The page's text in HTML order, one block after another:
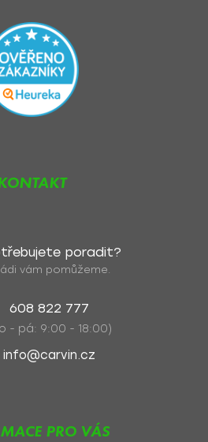
poradit?
vám pomůžeme.
608 822 777
- pá: 9:00 - 18:00)
info@carvin.cz
PRO VÁS